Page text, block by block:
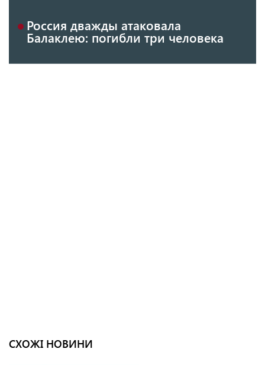
Россия дважды атаковала
Балаклею: погибли три человека
СХОЖІ НОВИНИ